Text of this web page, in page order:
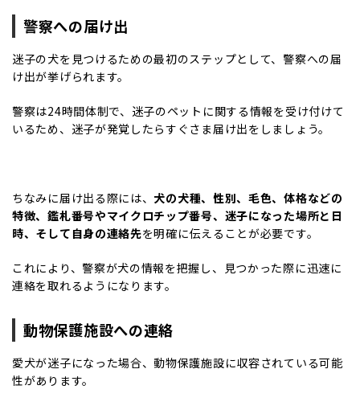
警察への届け出
迷子の犬を見つけるための最初のステップとして、警察への届
け出が挙げられます。
警察は24時間体制で、迷子のペットに関する情報を受け付けて
いるため、迷子が発覚したらすぐさま届け出をしましょう。
ちなみに届け出る際には、 犬の犬種、性別、毛色、体格などの
特徴、鑑札番号やマイクロチップ番号、迷子になった場所と日
時、そして自身の連絡先を明確に伝えることが必要です。
これにより、警察が犬の情報を把握し、見つかった際に迅速に
連絡を取れるようになります。
動物保護施設への連絡
愛犬が迷子になった場合、動物保護施設に収容されている可能
性があります。